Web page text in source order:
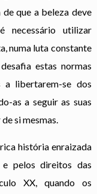
que a beleza deve
utilizar
numa luta constante
estas normas
a libertarem-se dos
as a seguir as suas
si mesmas.
história enraizada
pelos direitos das
XX, quando os